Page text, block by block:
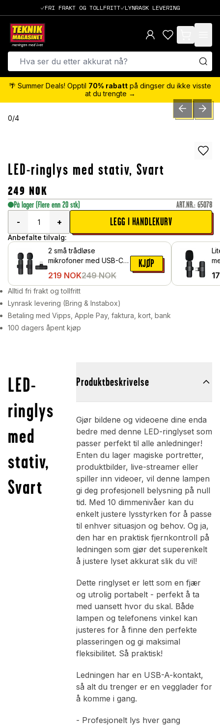
FRI FRAKT OG TOLLFRITT LYNRASK LEVERING
items in cart,
🌴 Summer Deals! Opptil 70% rabatt på dingser du ikke visste
at du trengte →
0/4 PREVIOUSNEXT
LED-ringlys med stativ, Svart
249 NOK
På lager (Flere enn 20 stk) ART.NR.: 65078
-
+ LEGG I HANDLEKURV
Anbefalte tilvalg:
2 små trådløse
mikrofoner med USB-C-
219 NOK249 NOK
KJØP
Alltid fri frakt og tollfritt
Lynrask levering (Bring & Instabox)
Betaling med Vipps, Apple Pay, faktura, kort, bank
100 dagers åpent kjøp
LED-
ringlys
med
stativ,
Svart
Produktbeskrivelse
Gjør bildene og videoene dine enda
bedre med denne LED-ringlyset som
passer perfekt til alle anledninger!
Enten du lager magiske portretter,
produktbilder, live-streamer eller
spiller inn videoer, vil denne lampen
gi deg profesjonell belysning på null
tid. Med 10 dimmenivåer kan du
enkelt justere lysstyrken for å passe
til enhver situasjon og behov. Og ja,
den har en praktisk fjernkontroll på
ledningen som gjør det superenkelt
å justere lyset akkurat slik du vil!
Dette ringlyset er lett som en fjær
og utrolig portabelt - perfekt å ta
med uansett hvor du skal. Både
lampen og telefonens vinkel kan
justeres for å finne den perfekte
plasseringen og gi maksimal
fleksibilitet. Så praktisk!
Ledningen har en USB-A-kontakt,
så alt du trenger er en vegglader for
å komme i gang.
- Profesjonelt lys hver gang